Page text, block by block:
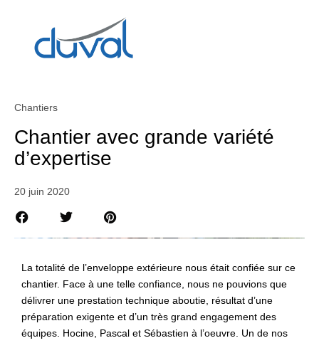
Chantiers
Chantier avec grande variété
d’expertise
20 juin 2020
La totalité de l’enveloppe extérieure nous était confiée sur ce
chantier. Face à une telle confiance, nous ne pouvions que
délivrer une prestation technique aboutie, résultat d’une
préparation exigente et d’un très grand engagement des
équipes. Hocine, Pascal et Sébastien à l’oeuvre. Un de nos